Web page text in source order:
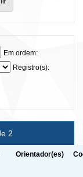
Em ordem:
Registro(s):
2
Orientador(es)